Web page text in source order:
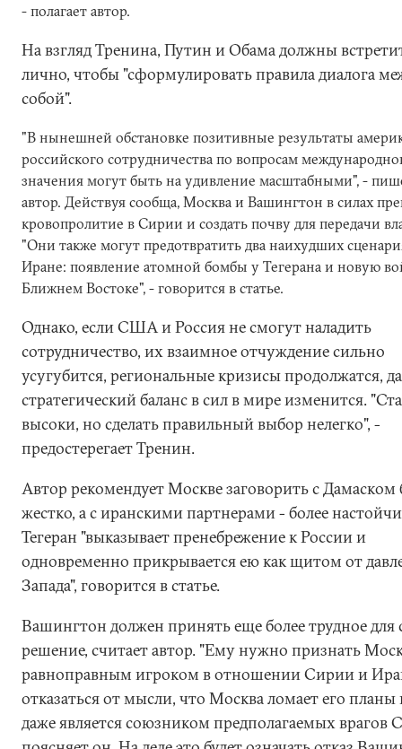
- полагает автор.
На взгляд Тренина, Путин и Обама должны
лично, чтобы "сформулировать правила диалога
собой".
"В нынешней обстановке позитивные результаты
российского сотрудничества по вопросам
значения могут быть на удивление масштабными", -
автор. Действуя сообща, Москва и Вашингтон в силах
кровопролитие в Сирии и создать почву для передачи
"Они также могут предотвратить два наихудших
Иране: появление атомной бомбы у Тегерана и новую
Ближнем Востоке", - говорится в статье.
Однако, если США и Россия не смогут наладить
сотрудничество, их взаимное отчуждение сильно
усугубится, региональные кризисы продолжатся,
стратегический баланс в сил в мире изменится.
высоки, но сделать правильный выбор нелегко", -
предостерегает Тренин.
Автор рекомендует Москве заговорить с Дамаском
жестко, а с иранскими партнерами - более
Тегеран "выказывает пренебрежение к России и
одновременно прикрывается ею как щитом от
Запада", говорится в статье.
Вашингтон должен принять еще более трудное для
решение, считает автор. "Ему нужно признать
равноправным игроком в отношении Сирии и
отказаться от мысли, что Москва ломает его планы
даже является союзником предполагаемых